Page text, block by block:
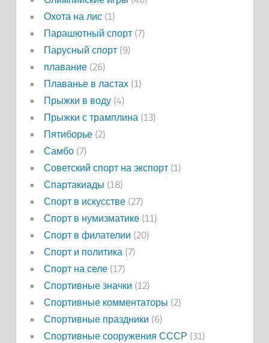
Охота на лис(1)
Парашютный спорт(7)
Парусный спорт(9)
плавание(26)
Плаванье в ластах(1)
Прыжки в воду(4)
Прыжки с трамплина (13)
Пятиборье(2)
Самбо(7)
Советский спорт на экспорт(1)
Спартакиады (18)
Спорт в искусстве(27)
Спорт в нумизматике(11)
Спорт в филателии (20)
Спорт и политика (7)
Спорт на селе(17)
Спортивные значки (12)
Спортивные комментаторы (2)
Спортивные праздники (6)
Спортивные сооружения СССР (31)